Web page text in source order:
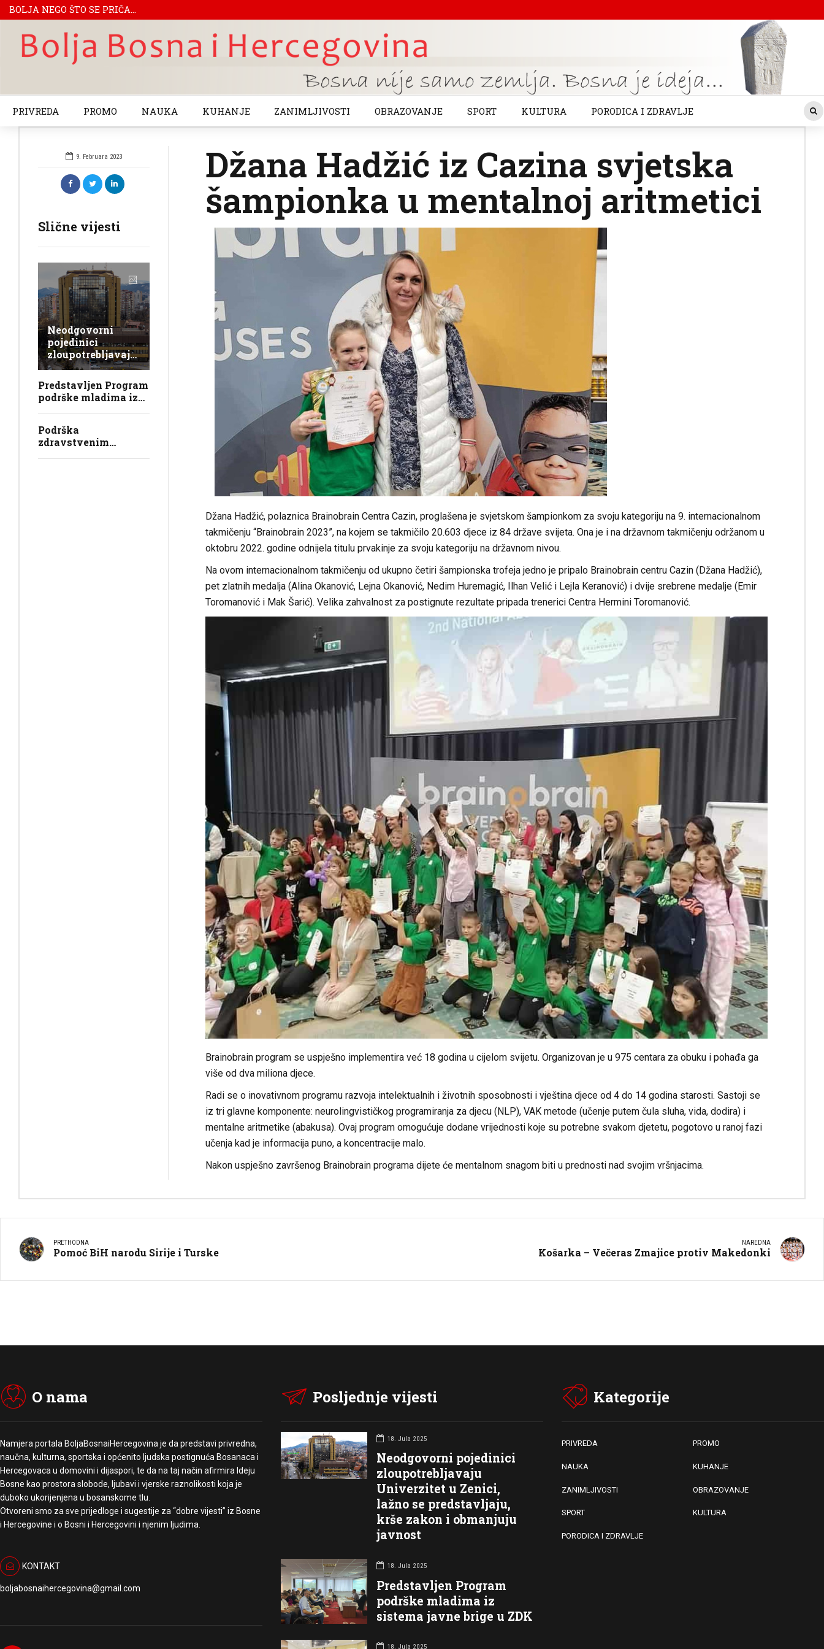
BOLJA NEGO ŠTO SE PRIČA...
PRIVREDA PROMO NAUKA KUHANJE ZANIMLJIVOSTI OBRAZOVANJE SPORT KULTURA PORODICA I ZDRAVLJE
9. Februara 2023
Slične vijesti
Neodgovorni
pojedinici
zloupotrebljavaju
Univerzitet u
Zenici, lažno se
predstavljaju,
krše zakon i
obmanjuju
javnost
Predstavljen Program
podrške mladima iz
Podrška
zdravstvenim
Džana Hadžić iz Cazina svjetska
šampionka u mentalnoj aritmetici
Džana Hadžić, polaznica Brainobrain Centra Cazin, proglašena je svjetskom šampionkom za svoju kategoriju na 9. internacionalnom
takmičenju “Brainobrain 2023”, na kojem se takmičilo 20.603 djece iz 84 države svijeta. Ona je i na državnom takmičenju održanom u
oktobru 2022. godine odnijela titulu prvakinje za svoju kategoriju na državnom nivou.
Na ovom internacionalnom takmičenju od ukupno četiri šampionska trofeja jedno je pripalo Brainobrain centru Cazin (Džana Hadžić),
pet zlatnih medalja (Alina Okanović, Lejna Okanović, Nedim Huremagić, Ilhan Velić i Lejla Keranović) i dvije srebrene medalje (Emir
Toromanović i Mak Šarić). Velika zahvalnost za postignute rezultate pripada trenerici Centra Hermini Toromanović.
Brainobrain program se uspješno implementira već 18 godina u cijelom svijetu. Organizovan je u 975 centara za obuku i pohađa ga
više od dva miliona djece.
Radi se o inovativnom programu razvoja intelektualnih i životnih sposobnosti i vještina djece od 4 do 14 godina starosti. Sastoji se
iz tri glavne komponente: neurolingvističkog programiranja za djecu (NLP), VAK metode (učenje putem čula sluha, vida, dodira) i
mentalne aritmetike (abakusa). Ovaj program omogućuje dodane vrijednosti koje su potrebne svakom djetetu, pogotovo u ranoj fazi
učenja kad je informacija puno, a koncentracije malo.
Nakon uspješno završenog Brainobrain programa dijete će mentalnom snagom biti u prednosti nad svojim vršnjacima.
PRETHODNA
Pomoć BiH narodu Sirije i Turske
NAREDNA
Košarka – Večeras Zmajice protiv Makedonki
O nama
Namjera portala BoljaBosnaiHercegovina je da predstavi privredna,
naučna, kulturna, sportska i općenito ljudska postignuća Bosanaca i
Hercegovaca u domovini i dijaspori, te da na taj način afirmira Ideju
Bosne kao prostora slobode, ljubavi i vjerske raznolikosti koja je
duboko ukorijenjena u bosanskome tlu.
Otvoreni smo za sve prijedloge i sugestije za “dobre vijesti” iz Bosne
i Hercegovine i o Bosni i Hercegovini i njenim ljudima.
KONTAKT
boljabosnaihercegovina@gmail.com
Posljednje vijesti
18. Jula 2025
Neodgovorni pojedinici
zloupotrebljavaju
Univerzitet u Zenici,
lažno se predstavljaju,
krše zakon i obmanjuju
javnost
18. Jula 2025
Predstavljen Program
podrške mladima iz
sistema javne brige u ZDK
18. Jula 2025
Kategorije
PRIVREDA PROMO
NAUKA KUHANJE
ZANIMLJIVOSTI OBRAZOVANJE
SPORT KULTURA
PORODICA I ZDRAVLJE